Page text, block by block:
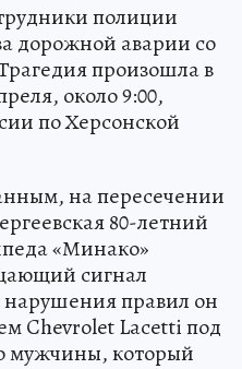
полиции
дорожной аварии со
произошла в
около 9:00,
по Херсонской
на пересечении
80-летний
«Минако»
сигнал
нарушения правил он
Chevrolet Lacetti под
мужчины, который